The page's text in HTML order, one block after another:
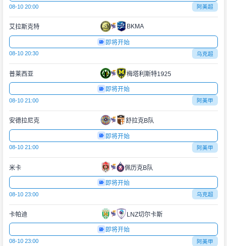
08-10 20:00 阿美超
艾拉斯克特 BKMA
即将开始
08-10 20:30 乌克超
普莱西亚 梅塔利斯特1925
即将开始
08-10 21:00 阿美甲
安德拉尼克 舒拉克B队
即将开始
08-10 21:00 阿美甲
米卡 佩历克B队
即将开始
08-10 23:00 乌克超
卡帕迪 LNZ切尔卡斯
即将开始
08-10 23:00 阿美甲